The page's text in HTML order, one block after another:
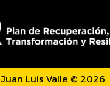
Juan Luis Valle © 2026